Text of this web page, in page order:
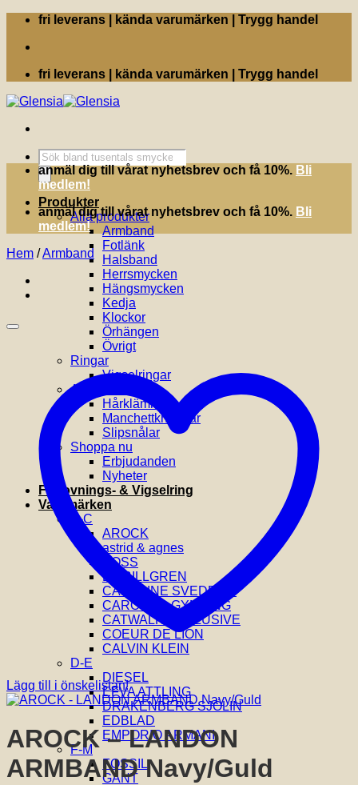
Skip
content
fri leverans | kända varumärken | Trygg handel
fri leverans | kända varumärken | Trygg handel
Produktsökning
Produkter
Alla produkter
Armband
Fotlänk
Halsband
Herrsmycken
Hängsmycken
Kedja
Klockor
Örhängen
Övrigt
Ringar
Vigselringar
Accessoarer
Hårklämmor
Manchettknappar
Slipsnålar
Shoppa nu
Erbjudanden
Nyheter
Förlovnings- & Vigselring
Varumärken
A-C
AROCK
astrid & agnes
BOSS
BY BILLGREN
CAROLINE SVEDBOM
CAROLINA GYNNING
CATWALK EXCLUSIVE
COEUR DE LION
CALVIN KLEIN
D-E
DIESEL
EFVA ATTLING
DRAKENBERG SJÖLIN
EDBLAD
EMPORIO ARMANI
F-M
FOSSIL
GANT
anmäl dig till vårat nyhetsbrev och få 10%. Bli
medlem!
anmäl dig till vårat nyhetsbrev och få 10%. Bli
medlem!
Hem /Armband
Lägg till i önskelistan!
AROCK – LANDON
ARMBAND Navy/Guld